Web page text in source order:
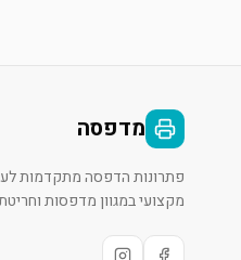
מדפסה
פתרונות הדפסה מתקדמות
מקצועי במגוון מדפסות